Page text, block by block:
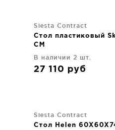
Siesta Contract
Стол пластиковый
CM
В наличии 2 шт.
27 110 руб
Siesta Contract
Стол Helen